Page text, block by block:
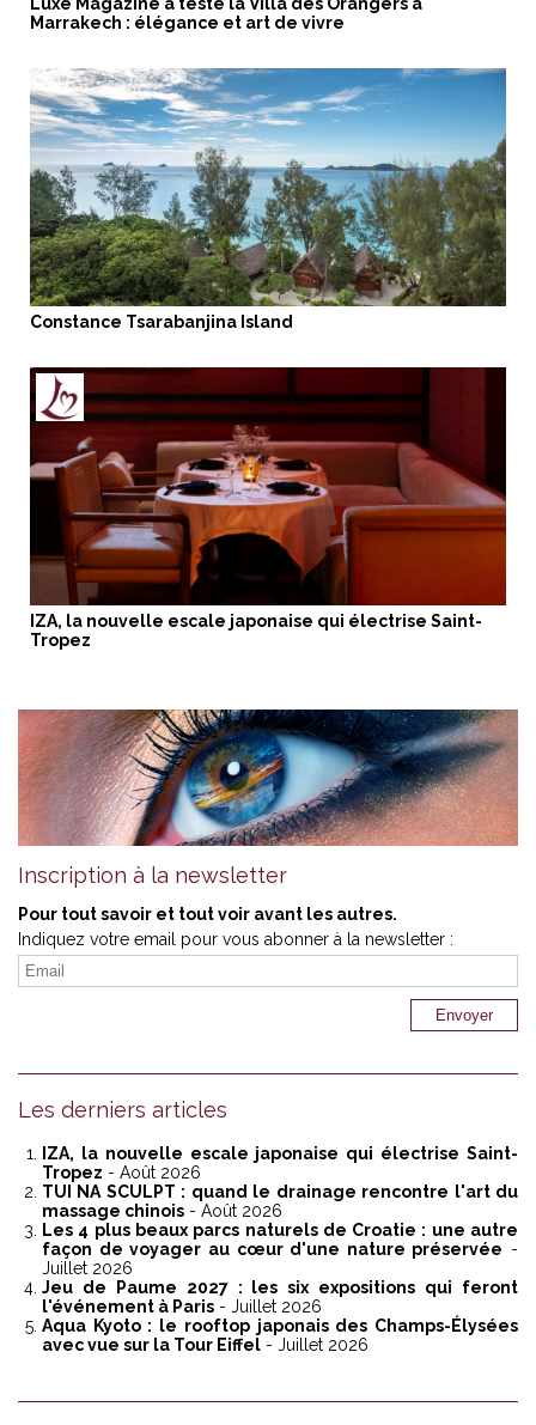
Marrakech : élégance et art de vivre
Constance Tsarabanjina Island
IZA, la nouvelle escale japonaise qui électrise Saint-
Tropez
Inscription à la newsletter
Pour tout savoir et tout voir avant les autres.
Indiquez votre email pour vous abonner à la newsletter :
Les derniers articles
IZA, la nouvelle escale japonaise qui électrise Saint-
Tropez - Août 2026
TUI NA SCULPT : quand le drainage rencontre l'art du
massage chinois - Août 2026
Les 4 plus beaux parcs naturels de Croatie : une autre
façon de voyager au cœur d'une nature préservée -
Juillet 2026
Jeu de Paume 2027 : les six expositions qui feront
l'événement à Paris - Juillet 2026
Aqua Kyoto : le rooftop japonais des Champs-Élysées
avec vue sur la Tour Eiffel - Juillet 2026